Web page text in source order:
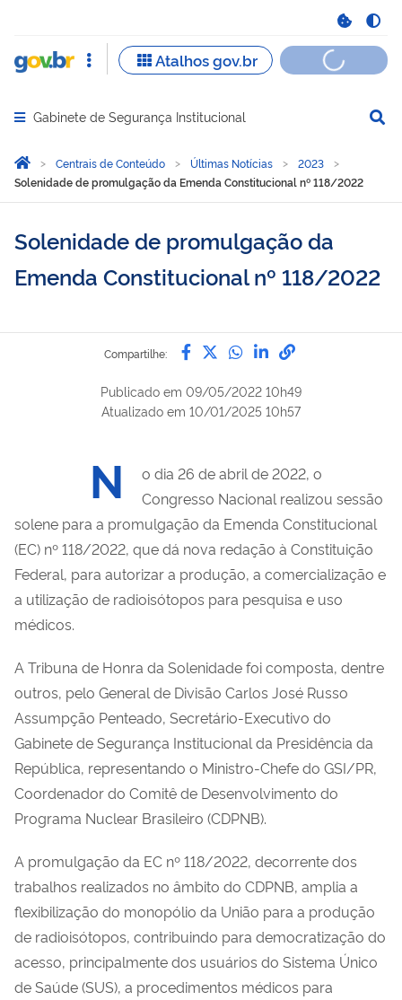
Abrir menu principal de navegação
Gabinete de Segurança Institucional
Você está aqui:
Página Inicial
Centrais de Conteúdo Últimas Notícias
2023
Solenidade de promulgação da Emenda Constitucional nº 118/2022
Solenidade de promulgação da
Emenda Constitucional nº 118/2022
Compartilhe: Compartilhe por Facebook
Compartilhe por Twitter
Compartilhe por
Compartilhe
link para
Publicado em 09/05/2022 10h49
Atualizado em 10/01/2025 10h57
N
o dia 26 de abril de 2022, o
Congresso Nacional realizou sessão
solene para a promulgação da Emenda Constitucional
(EC) nº 118/2022, que dá nova redação à Constituição
Federal, para autorizar a produção, a comercialização e
a utilização de radioisótopos para pesquisa e uso
médicos.
A Tribuna de Honra da Solenidade foi composta, dentre
outros, pelo General de Divisão Carlos José Russo
Assumpção Penteado, Secretário-Executivo do
Gabinete de Segurança Institucional da Presidência da
República, representando o Ministro-Chefe do GSI/PR,
Coordenador do Comitê de Desenvolvimento do
Programa Nuclear Brasileiro (CDPNB).
A promulgação da EC nº 118/2022, decorrente dos
trabalhos realizados no âmbito do CDPNB, amplia a
flexibilização do monopólio da União para a produção
de radioisótopos, contribuindo para democratização do
acesso, principalmente dos usuários do Sistema Único
de Saúde (SUS), a procedimentos médicos para